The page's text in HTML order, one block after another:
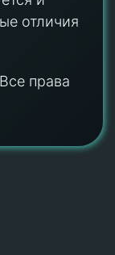
отличия
права